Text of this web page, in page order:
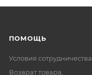
ПОМОЩЬ
Условия сотрудничества
Возврат товара,